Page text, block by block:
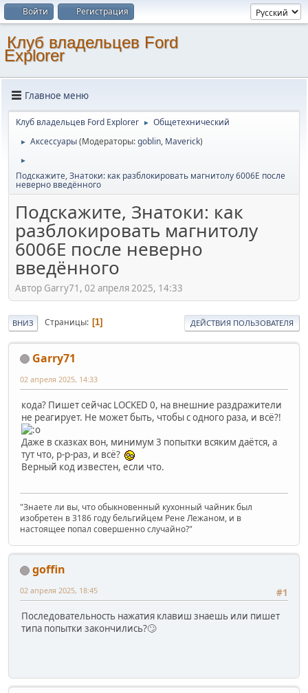
Войти Регистрация
Клуб владельцев Ford
Explorer
Главное меню
Клуб владельцев Ford Explorer ► Общетехнический
► Аксессуары(Модераторы:goblin, Maverick)
►
Подскажите, Знатоки: как разблокировать магнитолу 6006Е после
неверно введённого
Подскажите, Знатоки: как
разблокировать магнитолу
6006Е после неверно
введённого
Автор Garry71, 02 апреля 2025, 14:33
ВНИЗ Страницы 1 ДЕЙСТВИЯ ПОЛЬЗОВАТЕЛЯ
Garry71
02 апреля 2025, 14:33
кода? Пишет сейчас LOCKED 0, на внешние раздражители
не реагирует. Не может быть, чтобы с одного раза, и всё?!
Даже в сказках вон, минимум 3 попытки всяким даётся, а
тут что, р-р-раз, и всё?
Верный код известен, если что.
"Знаете ли вы, что обыкновенный кухонный чайник был
изобретен в 3186 году бельгийцем Рене Лежаном, и в
настоящее попал совершенно случайно?"
goffin
#1
02 апреля 2025, 18:45
Последовательность нажатия клавиш знаешь или пишет
типа попытки закончились?🙄